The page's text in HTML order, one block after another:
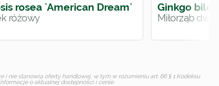
rosea `American Dream`
różowy
Ginkgo
Miłorząb
nie stanowią oferty handlowej, w tym w rozumieniu art. 66 § 1 Kodeksu
o aktualnej dostępności i cenie.